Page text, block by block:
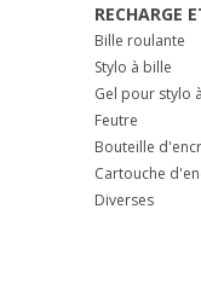
RECHARGE
Bille roulante
Stylo à bille
Gel pour stylo
Feutre
Bouteille
Cartouche
Diverses